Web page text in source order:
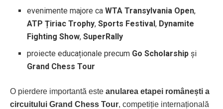
evenimente majore caWTA Transylvania Open,
ATP Țiriac Trophy,Sports Festival, Dynamite
Fighting Show,SuperRally
proiecte educaționale precum Go Scholarship și
Grand Chess Tour
O pierdere importantă este anularea etapei românești a
circuitului Grand Chess Tour, competiție internațională